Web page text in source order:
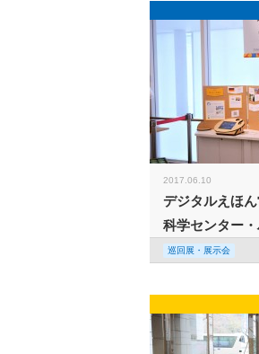
2017.06.10
デジタルえほ
科学センター
巡回展・展示会